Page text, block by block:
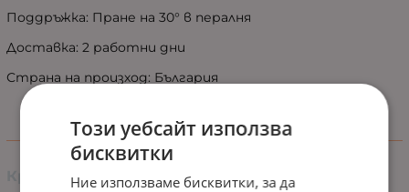
Поддръжка: Пране на 30° в пералня
Доставка: 2 работни дни
Страна на произход: България
Информация
Красива и стилна олекотена завивка
Този уебсайт използва
бисквитки
Ние използваме бисквитки, за да